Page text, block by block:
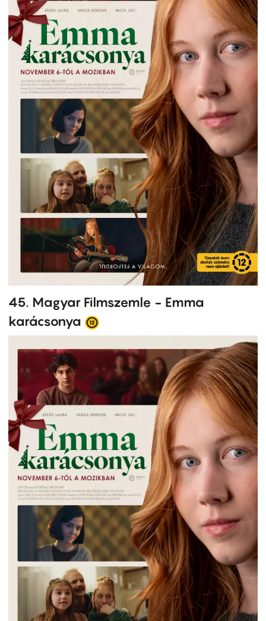
45. Magyar Filmszemle - Emma
karácsonya